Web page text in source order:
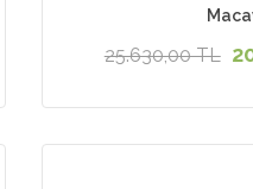
25.630,00 TL